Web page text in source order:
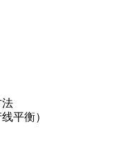
法
平衡）